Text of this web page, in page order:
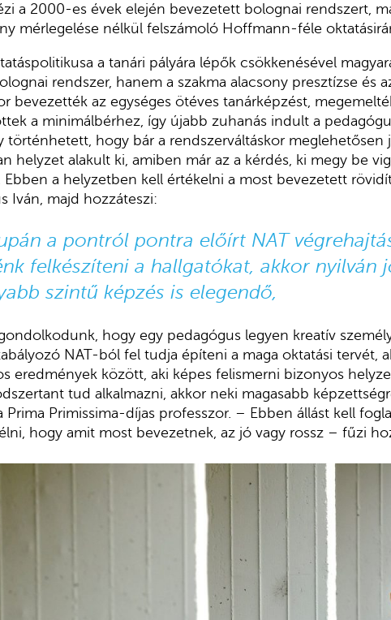
a 2000-es évek elején bevezetett bolognai rendszert,
mérlegelése nélkül felszámoló Hoffmann-féle
a tanári pályára lépők csökkenésével
rendszer, hanem a szakma alacsony presztízse és
bevezették az egységes ötéves tanárképzést,
a minimálbérhez, így újabb zuhanás indult a
történhetett, hogy bár a rendszerváltáskor
helyzet alakult ki, amiben már az a kérdés, ki megy be
Ebben a helyzetben kell értékelni a most bevezetett
Iván, majd hozzáteszi:
a pontról pontra előírt NAT
felkészítenia hallgatókat, akkor nyilván
szintű képzés is elegendő,
hogy egy pedagógus legyen kreatív
NAT-ból fel tudja építeni a maga oktatási tervét,
eredmények között, aki képes felismerni bizonyos
tud alkalmazni, akkor neki magasabb
Prima Primissima-díjas professzor. – Ebben állást kell
hogy amit most bevezetnek, az jó vagy rossz – fűzi